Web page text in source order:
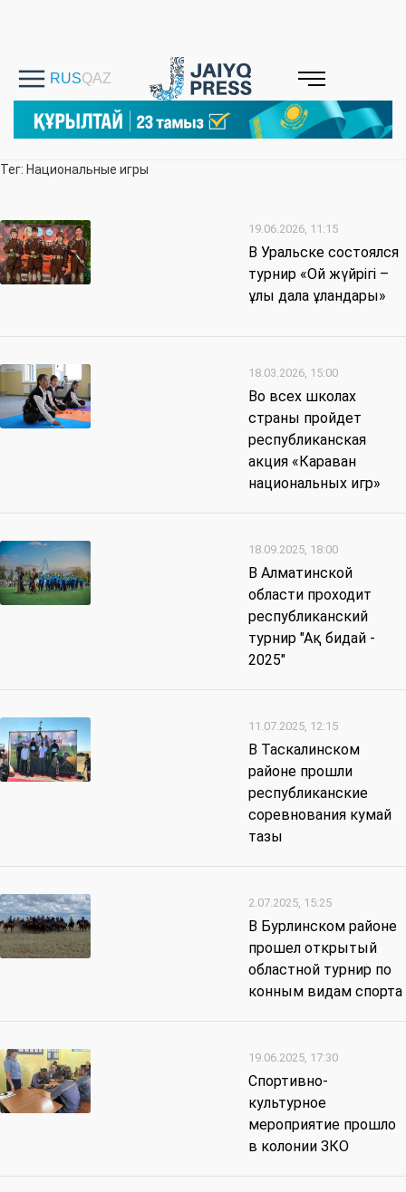
Тег: Национальные игры
19.06.2026, 11:15
В Уральске состоялся
турнир «Ой жүйрігі –
ұлы дала ұландары»
18.03.2026, 15:00
Во всех школах
страны пройдет
республиканская
акция «Караван
национальных игр»
18.09.2025, 18:00
В Алматинской
области проходит
республиканский
турнир "Ақ бидай -
2025"
11.07.2025, 12:15
В Таскалинском
районе прошли
республиканские
соревнования кумай
тазы
2.07.2025, 15:25
В Бурлинском районе
прошел открытый
областной турнир по
конным видам спорта
19.06.2025, 17:30
Спортивно-
культурное
мероприятие прошло
в колонии ЗКО